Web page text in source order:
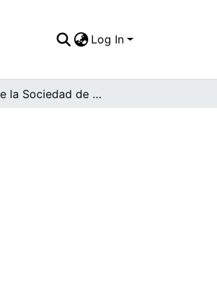
Log In
Coro de la Sociedad de Mejoras Públicas